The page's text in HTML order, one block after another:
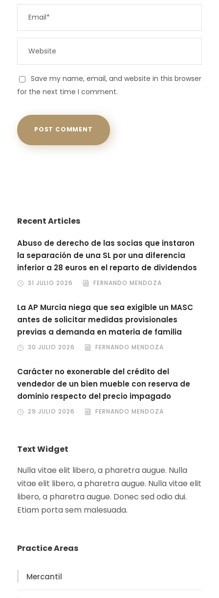
Save my name, email, and website in this browser
for the next time I comment.
Recent Articles
Abuso de derecho de las socias que instaron
la separación de una SL por una diferencia
inferior a 28 euros en el reparto de dividendos
31 JULIO 2026 FERNANDO MENDOZA
La AP Murcia niega que sea exigible un MASC
antes de solicitar medidas provisionales
previas a demanda en materia de familia
30 JULIO 2026 FERNANDO MENDOZA
Carácter no exonerable del crédito del
vendedor de un bien mueble con reserva de
dominio respecto del precio impagado
29 JULIO 2026 FERNANDO MENDOZA
Text Widget
Nulla vitae elit libero, a pharetra augue. Nulla
vitae elit libero, a pharetra augue. Nulla vitae elit
libero, a pharetra augue. Donec sed odio dui.
Etiam porta sem malesuada.
Practice Areas
Mercantil